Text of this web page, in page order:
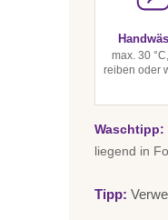
max. 30
reiben oder
Waschtipp:
liegend in
Tipp: